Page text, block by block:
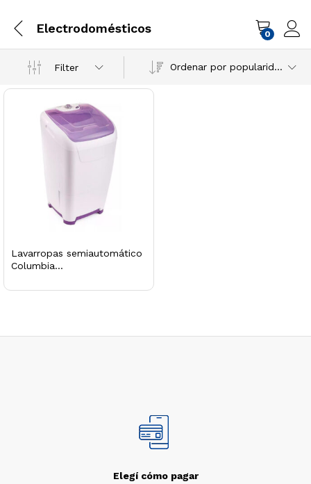
Electrodomésticos 0
Filter Ordenar por popularidad
Lavarropas semiautomático
Columbia...
Elegí cómo pagar